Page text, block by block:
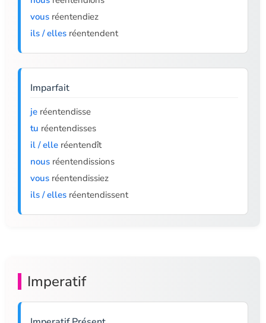
vous réentendiez
ils / elles réentendent
Imparfait
je réentendisse
tu réentendisses
il / elle réentendît
nous réentendissions
vous réentendissiez
ils / elles réentendissent
Imperatif